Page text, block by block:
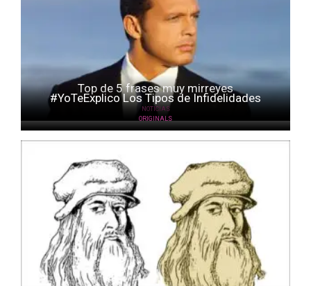
Top de 5 frases muy mirreyes
NOTICIAS
#YoTeExplico Los Tipos de Infidelidades
ORIGINALS